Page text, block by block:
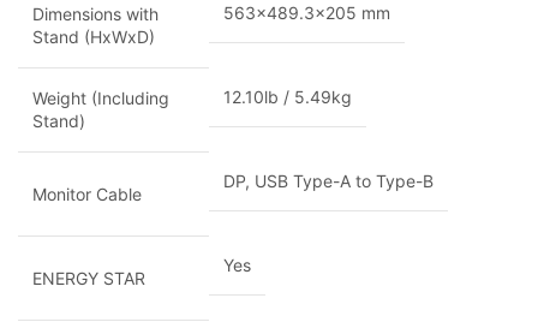
Dimensions with
Stand (HxWxD)
563×489.3×205 mm
Weight (Including
Stand)
12.10lb / 5.49kg
Monitor Cable
DP, USB Type-A to Type-B
ENERGY STAR
Yes